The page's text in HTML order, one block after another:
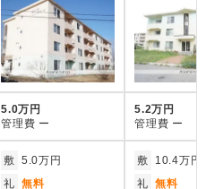
5.0万円
管理費 ー
5.2万円
管理費 ー
敷 5.0万円
礼 無料
敷
10.4万円
礼 無料